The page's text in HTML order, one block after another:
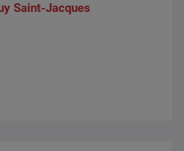
Saint-Jacques